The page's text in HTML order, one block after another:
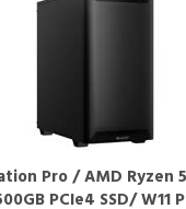
Pro / AMD Ryzen
PCIe4 SSD/ W11